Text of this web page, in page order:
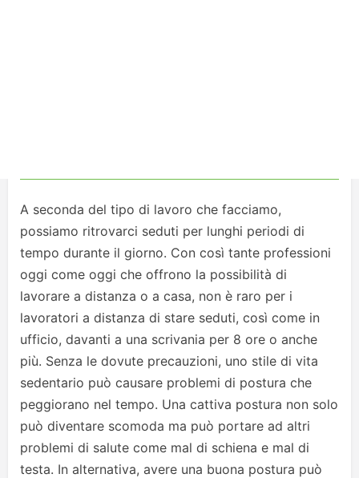
A seconda del tipo di lavoro che facciamo,
possiamo ritrovarci seduti per lunghi periodi di
tempo durante il giorno. Con così tante professioni
oggi come oggi che offrono la possibilità di
lavorare a distanza o a casa, non è raro per i
lavoratori a distanza di stare seduti, così come in
ufficio, davanti a una scrivania per 8 ore o anche
più. Senza le dovute precauzioni, uno stile di vita
sedentario può causare problemi di postura che
peggiorano nel tempo. Una cattiva postura non solo
può diventare scomoda ma può portare ad altri
problemi di salute come mal di schiena e mal di
testa. In alternativa, avere una buona postura può